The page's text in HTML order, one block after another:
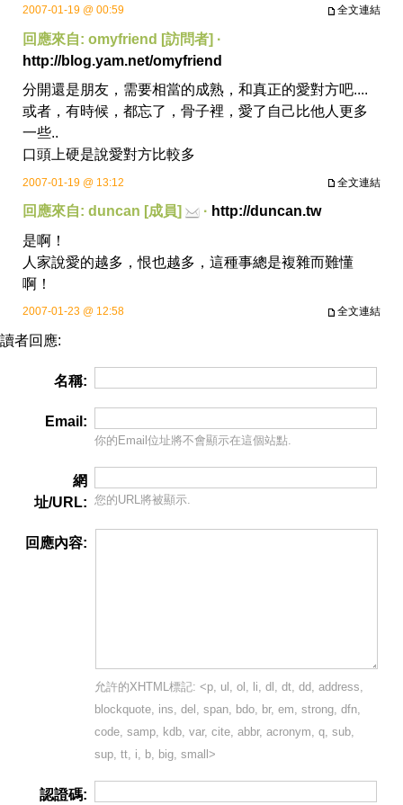
全文連結
2007-01-19 @ 00:59
回應來自: omyfriend [訪問者] ·
http://blog.yam.net/omyfriend
分開還是朋友，需要相當的成熟，和真正的愛對方吧....
或者，有時候，都忘了，骨子裡，愛了自己比他人更多
一些..
口頭上硬是說愛對方比較多
全文連結
2007-01-19 @ 13:12
回應來自: duncan [成員] · http://duncan.tw
是啊！
人家說愛的越多，恨也越多，這種事總是複雜而難懂
啊！
全文連結
2007-01-23 @ 12:58
讀者回應:
名稱:
Email:
你的Email位址將不會顯示在這個站點.
網
址/URL: 您的URL將被顯示.
回應內容:
允許的XHTML標記: <p, ul, ol, li, dl, dt, dd, address,
blockquote, ins, del, span, bdo, br, em, strong, dfn,
code, samp, kdb, var, cite, abbr, acronym, q, sub,
sup, tt, i, b, big, small>
認證碼: